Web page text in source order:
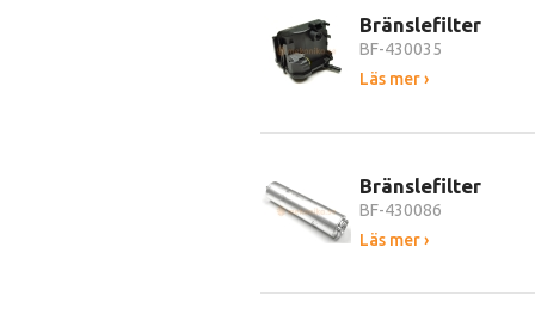
Bränslefilter
BF-430035
Läs mer ›
Bränslefilter
BF-430086
Läs mer ›